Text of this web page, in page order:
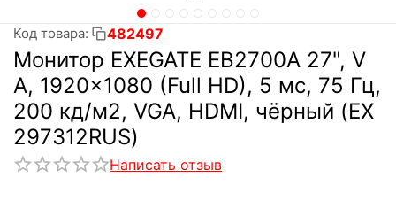
Код товара: 482497
Монитор EXEGATE EB2700A 27", V
A, 1920x1080 (Full HD), 5 мс, 75 Гц,
200 кд/м2, VGA, HDMI, чёрный (EX
297312RUS)
Написать отзыв